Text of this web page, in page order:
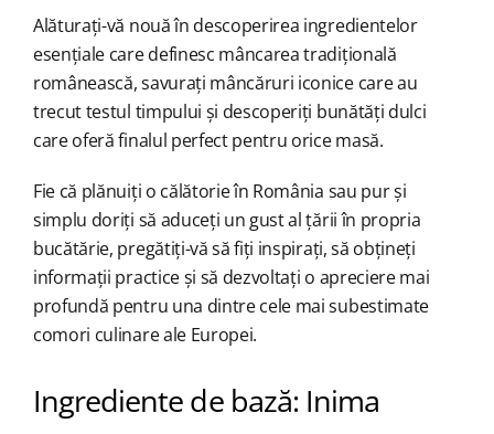
Alăturați-vă nouă în descoperirea ingredientelor
esențiale care definesc mâncarea tradițională
românească, savurați mâncăruri iconice care au
trecut testul timpului și descoperiți bunătăți dulci
care oferă finalul perfect pentru orice masă.
Fie că plănuiți o călătorie în România sau pur și
simplu doriți să aduceți un gust al țării în propria
bucătărie, pregătiți-vă să fiți inspirați, să obțineți
informații practice și să dezvoltați o apreciere mai
profundă pentru una dintre cele mai subestimate
comori culinare ale Europei.
Ingrediente de bază: Inima